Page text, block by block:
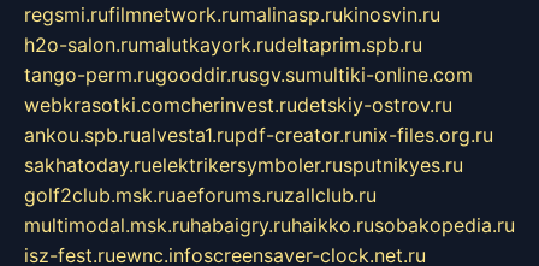
regsmi.rufilmnetwork.rumalinasp.rukinosvin.ru
h2o-salon.rumalutkayork.rudeltaprim.spb.ru
tango-perm.rugooddir.rusgv.sumultiki-online.com
webkrasotki.comcherinvest.rudetskiy-ostrov.ru
ankou.spb.rualvesta1.rupdf-creator.runix-files.org.ru
sakhatoday.ruelektrikersymboler.rusputnikyes.ru
golf2club.msk.ruaeforums.ruzallclub.ru
multimodal.msk.ruhabaigry.ruhaikko.rusobakopedia.ru
isz-fest.ruewnc.infoscreensaver-clock.net.ru